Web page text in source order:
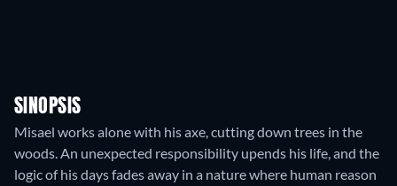
SINOPSIS
Misael works alone with his axe, cutting down trees in the
woods. An unexpected responsibility upends his life, and the
logic of his days fades away in a nature where human reason